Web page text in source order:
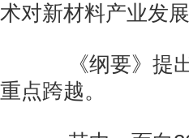
术对新材料产业发
《纲要》提出
重点跨越。